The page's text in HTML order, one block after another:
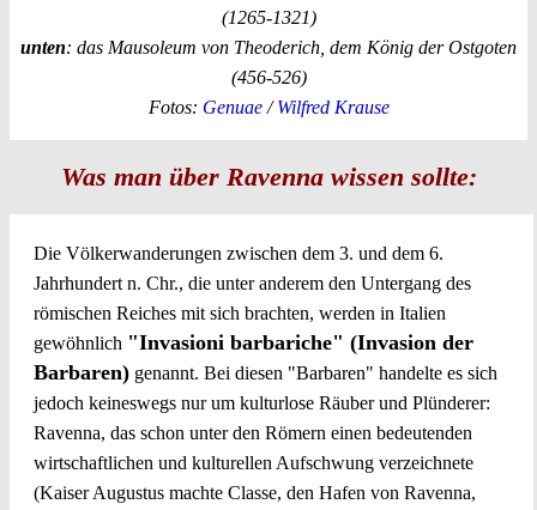
(1265-1321)
unten: das Mausoleum von Theoderich, dem König der Ostgoten
(456-526)
Fotos: Genuae/Wilfred Krause
Was man über Ravenna wissen sollte:
Die Völkerwanderungen zwischen dem 3. und dem 6.
Jahrhundert n. Chr., die unter anderem den Untergang des
römischen Reiches mit sich brachten, werden in Italien
gewöhnlich "Invasioni barbariche" (Invasion der
Barbaren) genannt. Bei diesen "Barbaren" handelte es sich
jedoch keineswegs nur um kulturlose Räuber und Plünderer:
Ravenna, das schon unter den Römern einen bedeutenden
wirtschaftlichen und kulturellen Aufschwung verzeichnete
(Kaiser Augustus machte Classe, den Hafen von Ravenna,